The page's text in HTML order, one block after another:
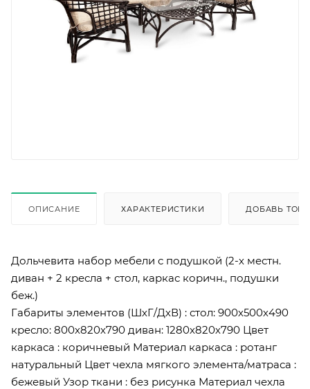
ОПИСАНИЕ ХАРАКТЕРИСТИКИ ДОБАВЬ
Дольчевита набор мебели с подушкой (2-х местн.
диван + 2 кресла + стол, каркас коричн., подушки
беж.)
Габариты элементов (ШхГ/ДхВ) : стол: 900х500х490
кресло: 800х820х790 диван: 1280х820х790 Цвет
каркаса : коричневый Материал каркаса : ротанг
натуральный Цвет чехла мягкого элемента/матраса :
бежевый Узор ткани : без рисунка Материал чехла